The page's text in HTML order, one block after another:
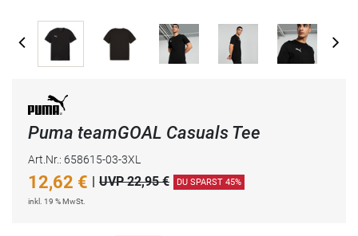
Puma teamGOAL Casuals Tee
Art.Nr.: 658615-03-3XL
12,62 € UVP 22,95 € DU SPARST 45%
inkl. 19 % MwSt.